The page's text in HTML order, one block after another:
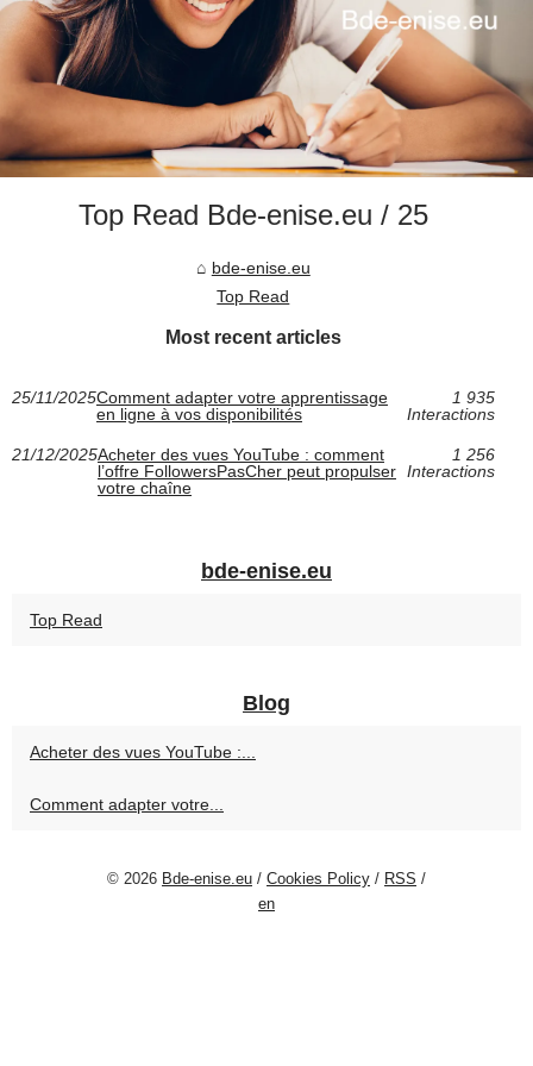
Top Read Bde-enise.eu / 25
bde-enise.eu
Top Read
Most recent articles
25/11/2025Comment adapter votre apprentissage
en ligne à vos disponibilités
1 935
Interactions
21/12/2025Acheter des vues YouTube : comment
l’offre FollowersPasCher peut propulser
votre chaîne
1 256
Interactions
bde-enise.eu
Top Read
Blog
Acheter des vues YouTube :...
Comment adapter votre...
© 2026 Bde-enise.eu / Cookies Policy / RSS /
en